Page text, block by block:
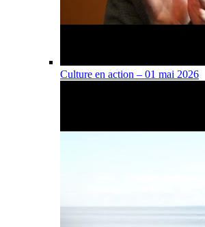
Culture en action – 01 mai 2026